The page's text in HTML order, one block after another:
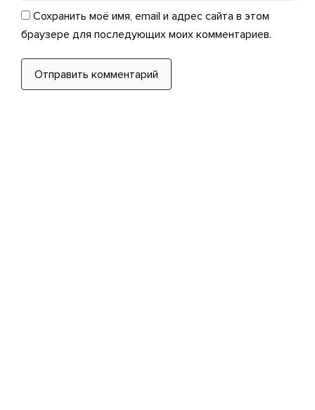
Сохранить моё имя, email и адрес сайта в этом
браузере для последующих моих комментариев.